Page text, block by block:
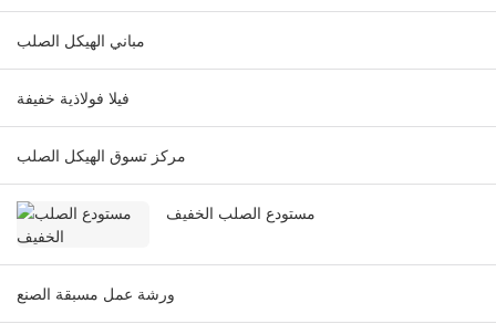
مباني الهيكل الصلب
فيلا فولاذية خفيفة
مركز تسوق الهيكل الصلب
مستودع الصلب الخفيف
ورشة عمل مسبقة الصنع